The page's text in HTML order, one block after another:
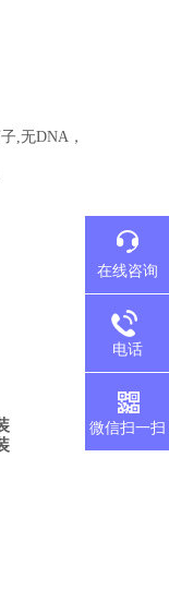
,无DNA，
在线咨询
电话
微信扫一扫